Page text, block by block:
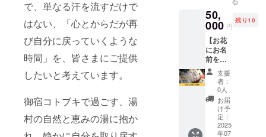
で、単なる汗を流すだけで
はない、「心とからだが再
び自分に戻っていくような
時間」を、皆さまにご提供
したいと考えています。
御宿コトブキで過ごす、湯
村の自然と恵みの湯に抱か
の健康
も促進
するこ
とがで
きま
す。 も
ちろん
身体に
優しい
植物由
来の天
然成分
を中心
に配合
購入者
様以外
はご使
用いた
だけま
せん。
※土日、
祝日は
ご利用
いただ
けませ
ん。
数：1支
援につ
き1名様
まで宿
泊可能
※日程は
メール
にて調
整させ
ていた
だきま
す。 ※
有効期
14時〜
翌10
お部屋
の概
要・和
室/洋室
・ベッ
ドの
数：2台
・食事
のサー
ビスプ
で宿泊
できる
権利の
ギフト
券をご
希望の
住所に
お送り
させて
いただ
きま
す。 ギ
フト券
50,
000 円
残り10
【お花
にお名
前を入
れる権
利】 10
名限定
で湯村
温泉郷
御宿コ
トブキ
支援
者：
0人
お届
け予
定：
2025
年07